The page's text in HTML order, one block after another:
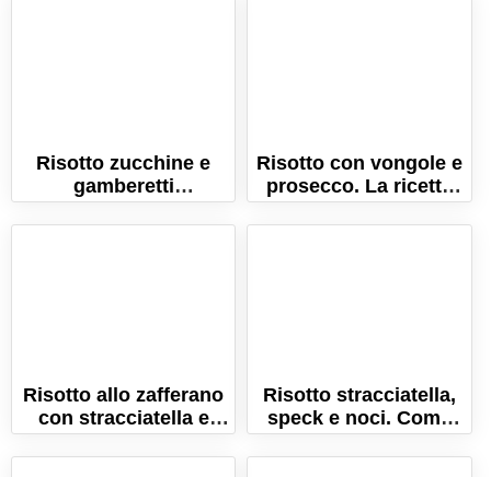
Risotto zucchine e
gamberetti
cremosissimo!
Risotto con vongole e
prosecco. La ricetta
semplice ed elegante!
Risotto allo zafferano
con stracciatella e
bacon croccante!
Risotto stracciatella,
speck e noci. Come
fare un risotto
cremosissimo!